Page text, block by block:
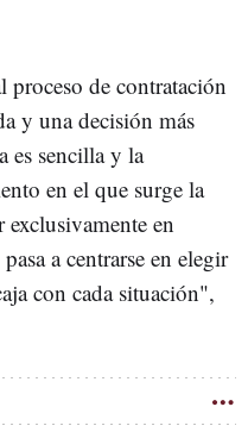
proceso de contratación
y una decisión más
es sencilla y la
en el que surge la
exclusivamente en
a centrarse en elegir
con cada situación",